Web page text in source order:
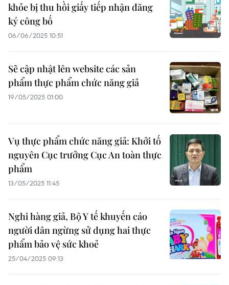
khỏe bị thu hồi giấy tiếp nhận đăng
ký công bố
06/06/2025 10:51
Sẽ cập nhật lên website các sản
phẩm thực phẩm chức năng giả
19/05/2025 01:00
Vụ thực phẩm chức năng giả: Khởi tố
nguyên Cục trưởng Cục An toàn thực
phẩm
13/05/2025 11:45
Nghi hàng giả, Bộ Y tế khuyến cáo
người dân ngừng sử dụng hai thực
phẩm bảo vệ sức khoẻ
25/04/2025 09:13